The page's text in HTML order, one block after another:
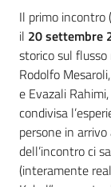
Il primo incontro (
il 20 settembre
storico sul
Rodolfo
e Evazali
condivisa
persone in
dell’incontro ci
(interamente